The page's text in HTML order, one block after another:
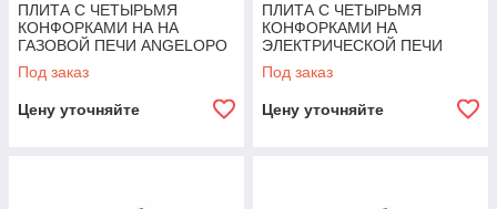
ПЛИТА С ЧЕТЫРЬМЯ
КОНФОРКАМИ НА НА
ГАЗОВОЙ ПЕЧИ ANGELOPO
Под заказ
Цену уточняйте
ПЛИТА С ЧЕТЫРЬМЯ
КОНФОРКАМИ НА
ЭЛЕКТРИЧЕСКОЙ ПЕЧИ
ANGELOPO
Под заказ
Цену уточняйте